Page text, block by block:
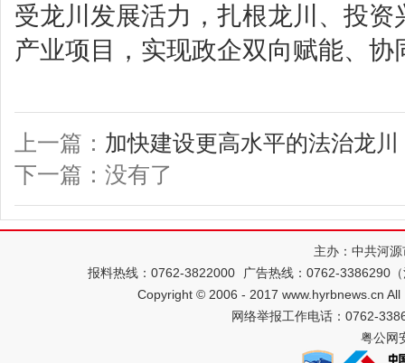
受龙川发展活力，扎根龙川、投
产业项目，实现政企双向赋能、
上一篇： 加快建设更高水平的法治龙川
下一篇：没有了